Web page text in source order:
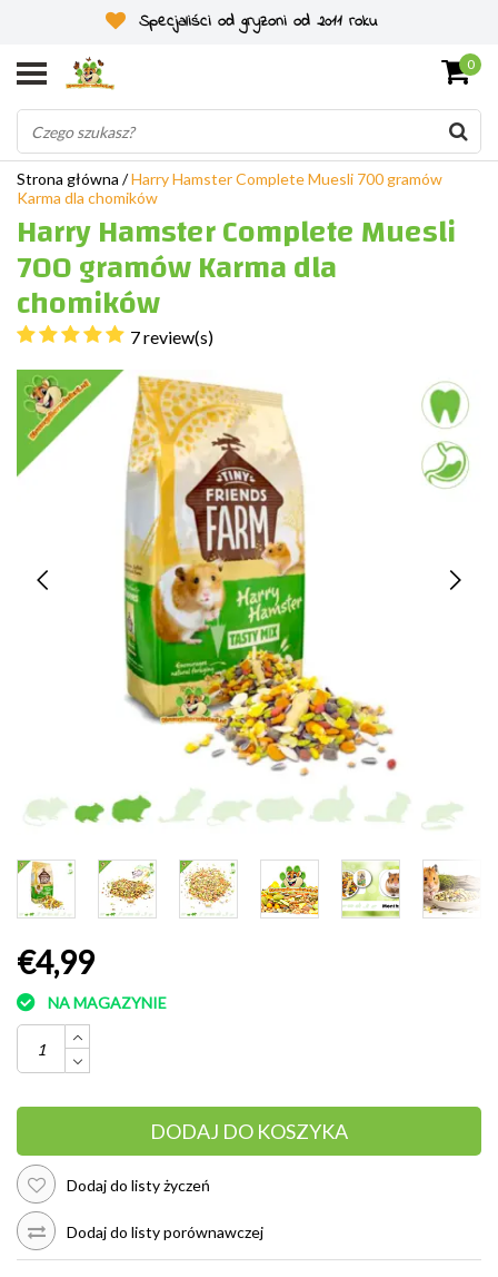
Specjaliści od gryzoni od 2011 roku
0
Strona główna /Harry Hamster Complete Muesli 700 gramów
Karma dla chomików
Harry Hamster Complete Muesli
700 gramów Karma dla
chomików
7 review(s)
€4,99
NA MAGAZYNIE
DODAJ DO KOSZYKA
Dodaj do listy życzeń
Dodaj do listy porównawczej